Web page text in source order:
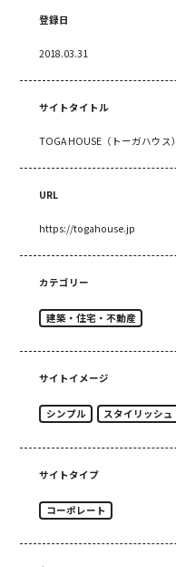
登録日
2018.03.31
サイトタイトル
TOGA HOUSE（トーガハウス）
URL
https://togahouse.jp
カテゴリー
建築・住宅・不動産
サイトイメージ
シンプル スタイリッシュ
サイトタイプ
コーポレート